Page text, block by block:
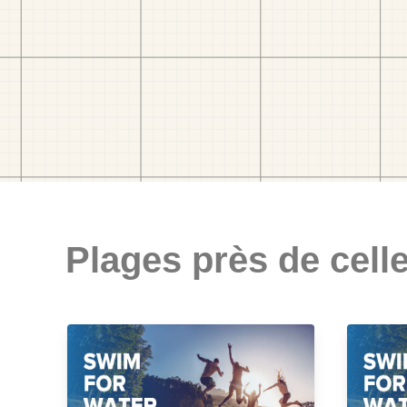
Plages près de